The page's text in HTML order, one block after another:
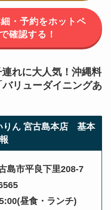
・予約をホットペ
確認する！
れに大人気！沖縄料
バリューダイニングあ
ん 宮古島本店
基本
市平良下里208-7
昼食・ランチ)